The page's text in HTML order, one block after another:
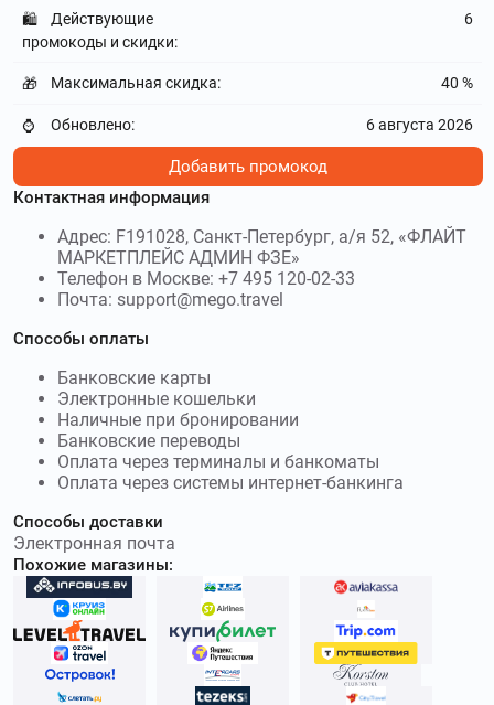
🛍️
Действующие
промокоды и скидки:
6
🎁 Максимальная скидка: 40 %
⌚ Обновлено: 6 августа 2026
Добавить промокод
Контактная информация
Адрес: F191028, Санкт-Петербург, а/я 52, «ФЛАЙТ
МАРКЕТПЛЕЙС АДМИН ФЗЕ»
Телефон в Москве: +7 495 120-02-33
Почта: support@mego.travel
Способы оплаты
Банковские карты
Электронные кошельки
Наличные при бронировании
Банковские переводы
Оплата через терминалы и банкоматы
Оплата через системы интернет-банкинга
Способы доставки
Электронная почта
Похожие магазины: